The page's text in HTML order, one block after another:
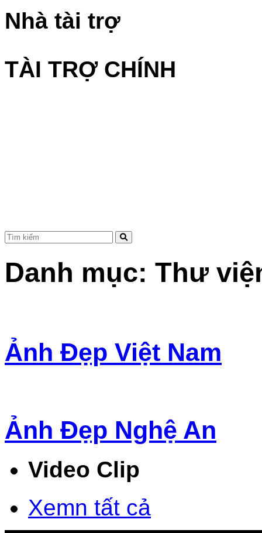
Nhà tài trợ
TÀI TRỢ CHÍNH
Danh mục: Thư
Ảnh Đẹp Việt Nam
Ảnh Đẹp Nghệ An
Video Clip
Xemn tất cả